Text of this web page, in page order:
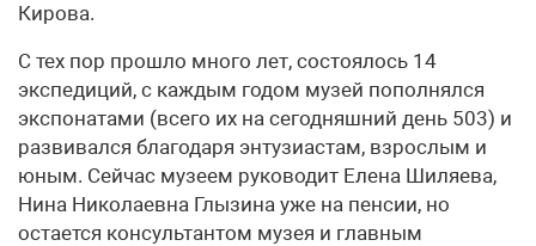
Кирова.
С тех пор прошло много лет, состоялось 14
экспедиций, с каждым годом музей пополнялся
экспонатами (всего их на сегодняшний день 503) и
развивался благодаря энтузиастам, взрослым и
юным. Сейчас музеем руководит Елена Шиляева,
Нина Николаевна Глызина уже на пенсии, но
остается консультантом музея и главным